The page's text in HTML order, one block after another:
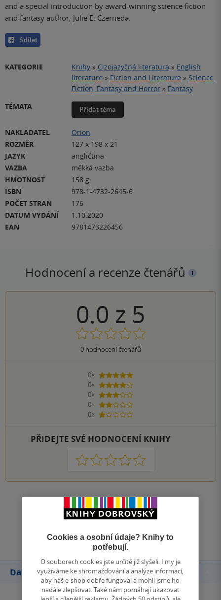
and a special introduction by award-winning science fiction
and fantasy author, Julie E. Czerneda.
Sdílet
KATEGORIE Knihy » Cizojazyčná literatura » English
literature » Fiction and Literature » Science
Fiction, Fantasy and Horror » Fantasy
TÉMATA
Přidat téma
NAKLADATEL
Orion
ROZMĚR
127 x 198 x 21
JAZYK
angličtina
VAZBA
měkká vazba
HMOTNOST
158 g
ISBN
978-1-4732-2645-6
POČET STRAN
176
DATUM VYDÁNÍ
1.10.2020
EAN
9781473226456
Hodnocení a recenze čtenářů
0.0 z 5
0hodnocení čtenářů
0×
5 hvězdiček
0×
4 hvězdičky
0×
3 hvězdičky
0×
2 hvězdičky
0×
1 hvezdička
PŘIDEJTE SVÉ HODNOCENÍ KNIHY
1 2 3 4 5
Další knihy autora
Cookies a osobní údaje? Knihy to
potřebují.
O souborech cookies jste určitě již slyšeli. I my je
využíváme ke shromažďování a analýze informací,
aby náš e-shop dobře fungoval a mohli jsme ho
nadále zlepšovat. Také nám pomáhají ukazovat